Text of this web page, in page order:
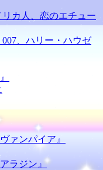
カ人、恋のエチュー
、ハリー・ハウゼ
ァンパイア』
ラジン』